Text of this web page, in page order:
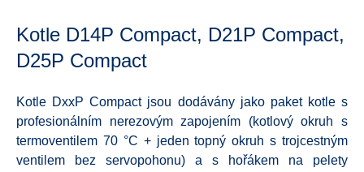
Kotle D14P Compact, D21P Compact,
D25P Compact
Kotle DxxP Compact jsou dodávány jako paket kotle s
profesionálním nerezovým zapojením (kotlový okruh s
termoventilem 70 °C + jeden topný okruh s trojcestným
ventilem bez servopohonu) a s hořákem na pelety